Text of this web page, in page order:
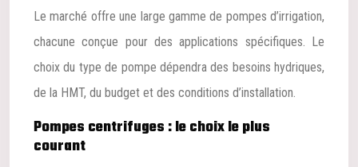
Le marché offre une large gamme de pompes d’irrigation,
chacune conçue pour des applications spécifiques. Le
choix du type de pompe dépendra des besoins hydriques,
de la HMT, du budget et des conditions d’installation.
Pompes centrifuges : le choix le plus
courant